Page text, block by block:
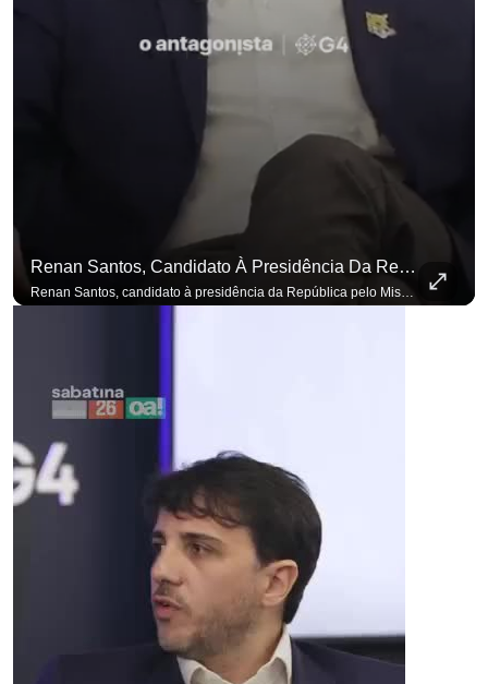
Renan Santos, Candidato À Presidência Da República Pelo Missão, Defende Aplicar Reformas Fiscais